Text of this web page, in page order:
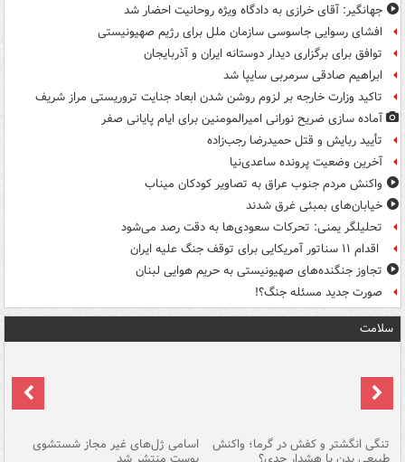
جهانگیر: آقای خرازی به دادگاه ویژه روحانیت احضار شد
افشای رسوایی جاسوسی سازمان ملل برای رژیم صهیونیستی
توافق برای برگزاری دیدار دوستانه ایران و آذربایجان
ابراهیم صادقی سرمربی سایپا شد
تاکید وزارت خارجه بر لزوم روشن شدن ابعاد جنایت تروریستی مراز شریف
آماده سازی ضریح نورانی امیرالمومنین برای ایام پایانی صفر
تأیید ربایش و قتل حمیدرضا رجب‌زاده
آخرین وضعیت پرونده ساعدی‌نیا
واکنش مردم جنوب عراق به تصاویر کودکان میناب
خیابان‌های بمبئی غرق شدند
تحلیلگر یمنی: تحرکات سعودی‌ها به دقت رصد می‌شود
اقدام ۱۱ سناتور آمریکایی برای توقف جنگ علیه ایران
تجاوز جنگنده‌های صهیونیستی به حریم هوایی لبنان
صورت جدید مسئله جنگ؟!
سلامت
تنگی انگشتر و کفش در گرما؛ واکنش اسامی ژل‌های غیر مجاز شستشوی